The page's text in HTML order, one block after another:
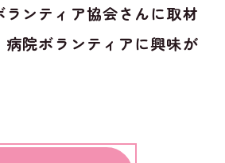
ンティア協会さんに取材
病院ボランティアに興味が